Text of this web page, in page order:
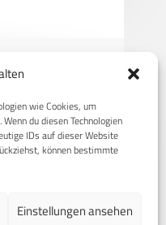
wie Cookies, um
du diesen Technologien
IDs auf dieser Website
können bestimmte
Einstellungen ansehen